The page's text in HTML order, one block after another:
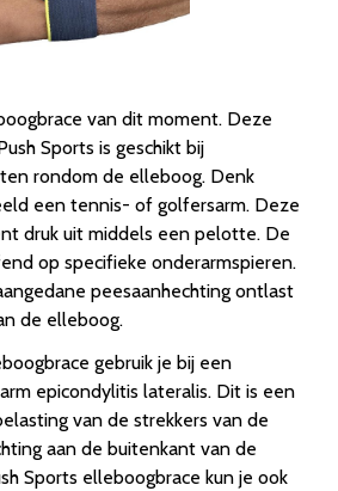
van dit moment. Deze
Sports is geschikt bij
rondom de elleboog. Denk
een tennis- of golfersarm. Deze
druk uit middels een pelotte. De
op specifieke onderarmspieren.
peesaanhechting ontlast
de elleboog.
gebruik je bij een
epicondylitis lateralis. Dit is een
van de strekkers van de
aan de buitenkant van de
Sports elleboogbrace kun je ook